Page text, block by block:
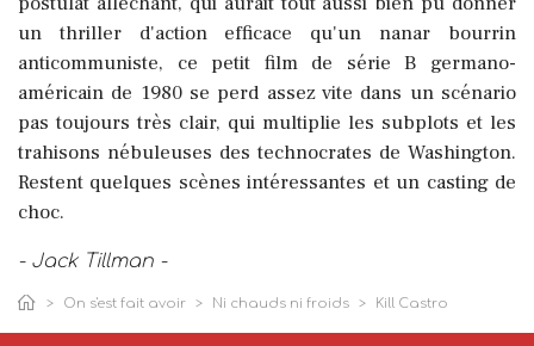
un thriller d'action efficace qu'un nanar bourrin
anticommuniste, ce petit film de série B germano-
américain de 1980 se perd assez vite dans un scénario
pas toujours très clair, qui multiplie les subplots et les
trahisons nébuleuses des technocrates de Washington.
Restent quelques scènes intéressantes et un casting de
choc.
- Jack Tillman -
On s'est fait avoir Ni chauds ni froids Kill Castro